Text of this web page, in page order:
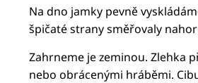
Na dno jamky pevně
špičaté strany směřovaly
Zahrneme je zeminou. Zlehka
nebo obrácenými hráběmi.